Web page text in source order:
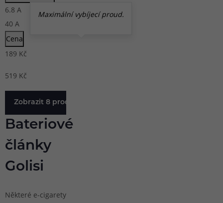
Maximální vybíjecí proud.
6.8 A
40 A
Cena
189 Kč
519 Kč
Zobrazit 8 produktů
Bateriové
články
Golisi
Některé e-cigarety